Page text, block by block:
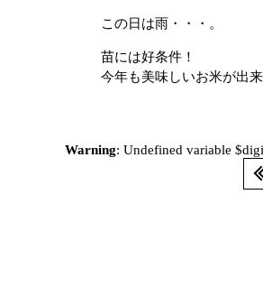
この日は雨・・・。
苗には好条件！
今年も美味しいお米が出来
Warning: Undefined variable